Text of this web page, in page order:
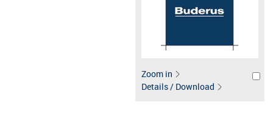
Zoom in
Details / Download